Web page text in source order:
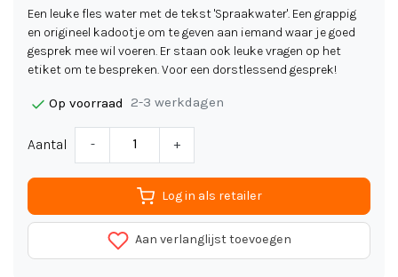
Een leuke fles water met de tekst 'Spraakwater'. Een grappig
en origineel kadootje om te geven aan iemand waar je goed
gesprek mee wil voeren. Er staan ook leuke vragen op het
etiket om te bespreken. Voor een dorstlessend gesprek!
Op voorraad 2-3 werkdagen
Aantal - +
Log in als retailer
Aan verlanglijst toevoegen